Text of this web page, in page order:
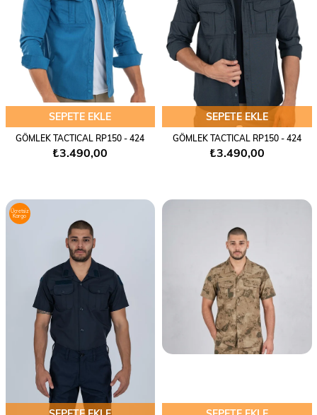
SEPETE EKLE
GÖMLEK TACTICAL RP150 - 424
₺3.490,00
SEPETE EKLE
GÖMLEK TACTICAL RP150 - 424
₺3.490,00
Ücretsiz
Kargo